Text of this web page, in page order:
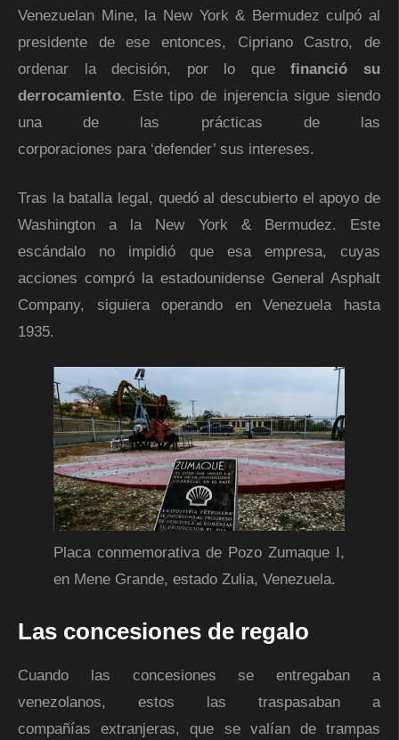
Venezuelan Mine, la New York & Bermudez culpó al
presidente de ese entonces, Cipriano Castro, de
ordenar la decisión, por lo quefinanció su
derrocamiento. Este tipo de injerencia sigue siendo
una de las prácticas de las
corporaciones para ‘defender’ sus intereses.
Tras la batalla legal, quedó al descubierto el apoyo de
Washington a la New York & Bermudez. Este
escándalo no impidió que esa empresa, cuyas
acciones compró la estadounidense General Asphalt
Company, siguiera operando en Venezuela hasta
1935.
Placa conmemorativa de Pozo Zumaque I,
en Mene Grande, estado Zulia, Venezuela.
Las concesiones de regalo
Cuando las concesiones se entregaban a
venezolanos, estos las traspasaban a
compañías extranjeras, que se valían de trampas